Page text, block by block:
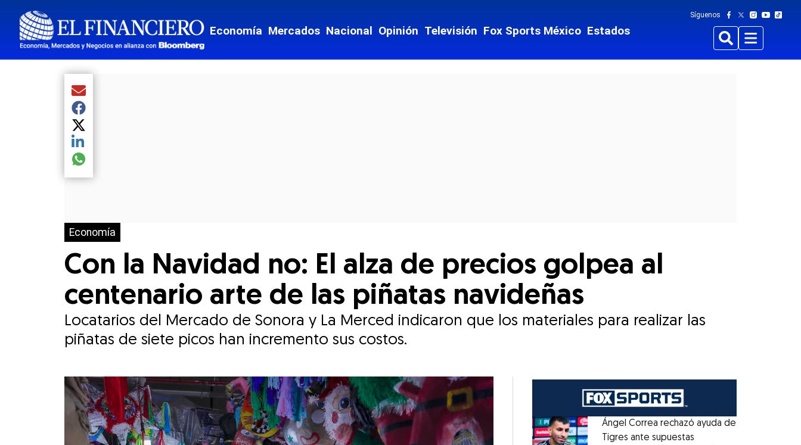
Economía Mercados Nacional Opinión Televisión Fox Sports México Estados
Síguenos
BuscarMenu
Economía
Con la Navidad no: El alza de precios golpea al
centenario arte de las piñatas navideñas
Locatarios del Mercado de Sonora y La Merced indicaron que los materiales para realizar las
piñatas de siete picos han incremento sus costos.
Compartir el artículo actual mediante Email
Compartir el artículo actual mediante Facebook
Compartir el artículo actual mediante Twitter
Compartir el artículo actual mediante LinkedIn
Compartir el artículo actual mediante global.social-whatsapp
Ángel Correa rechazó ayuda de
Tigres ante supuestas